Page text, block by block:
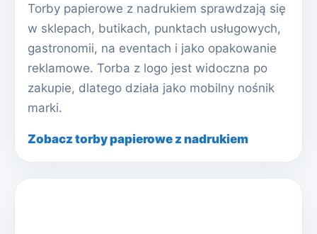
Torby papierowe z nadrukiem sprawdzają się
w sklepach, butikach, punktach usługowych,
gastronomii, na eventach i jako opakowanie
reklamowe. Torba z logo jest widoczna po
zakupie, dlatego działa jako mobilny nośnik
marki.
Zobacz torby papierowe z nadrukiem